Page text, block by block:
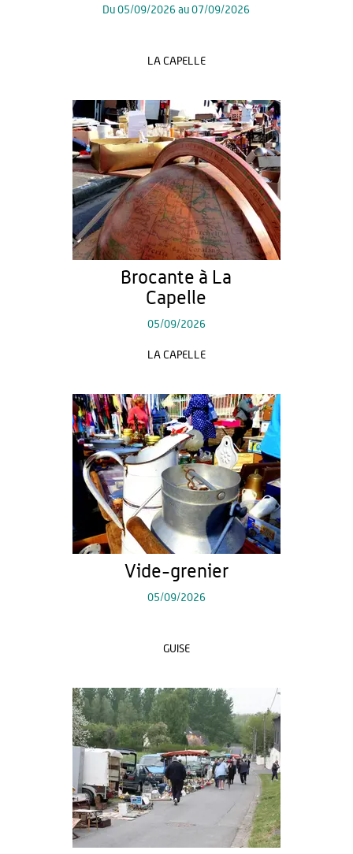
Du05/09/2026 au07/09/2026
LA CAPELLE
Brocante à La
Capelle
05/09/2026
LA CAPELLE
Vide-grenier
05/09/2026
GUISE